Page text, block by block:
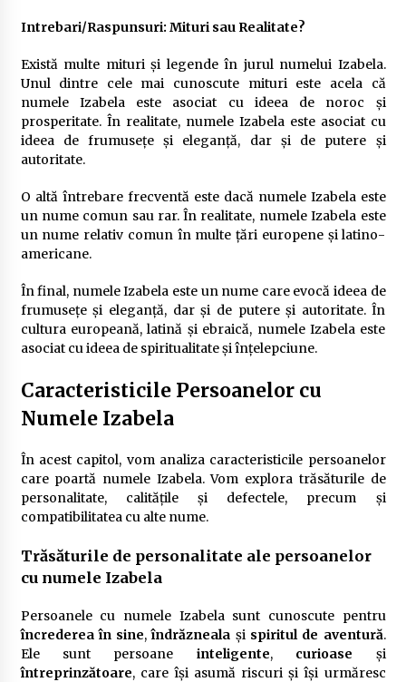
Intrebari/Raspunsuri: Mituri sau Realitate?
Există multe mituri și legende în jurul numelui Izabela.
Unul dintre cele mai cunoscute mituri este acela că
numele Izabela este asociat cu ideea de noroc și
prosperitate. În realitate, numele Izabela este asociat cu
ideea de frumusețe și eleganță, dar și de putere și
autoritate.
O altă întrebare frecventă este dacă numele Izabela este
un nume comun sau rar. În realitate, numele Izabela este
un nume relativ comun în multe țări europene și latino-
americane.
În final, numele Izabela este un nume care evocă ideea de
frumusețe și eleganță, dar și de putere și autoritate. În
cultura europeană, latină și ebraică, numele Izabela este
asociat cu ideea de spiritualitate și înțelepciune.
Caracteristicile Persoanelor cu
Numele Izabela
În acest capitol, vom analiza caracteristicile persoanelor
care poartă numele Izabela. Vom explora trăsăturile de
personalitate, calitățile și defectele, precum și
compatibilitatea cu alte nume.
Trăsăturile de personalitate ale persoanelor
cu numele Izabela
Persoanele cu numele Izabela sunt cunoscute pentru
încrederea în sine,îndrăzneala și spiritul de aventură.
Ele sunt persoane inteligente, curioase și
întreprinzătoare, care își asumă riscuri și își urmăresc